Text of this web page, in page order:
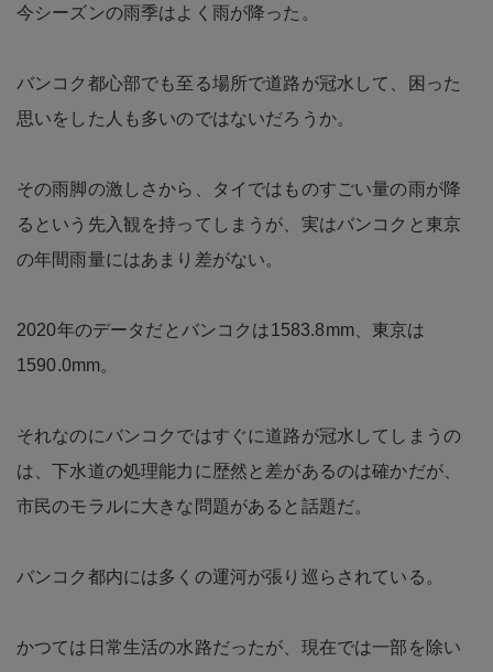
今シーズンの雨季はよく雨が降った。
バンコク都心部でも至る場所で道路が冠水して、困った
思いをした人も多いのではないだろうか。
その雨脚の激しさから、タイではものすごい量の雨が降
るという先入観を持ってしまうが、実はバンコクと東京
の年間雨量にはあまり差がない。
2020年のデータだとバンコクは1583.8mm、東京は
1590.0mm。
それなのにバンコクではすぐに道路が冠水してしまうの
は、下水道の処理能力に歴然と差があるのは確かだが、
市民のモラルに大きな問題があると話題だ。
バンコク都内には多くの運河が張り巡らされている。
かつては日常生活の水路だったが、現在では一部を除い